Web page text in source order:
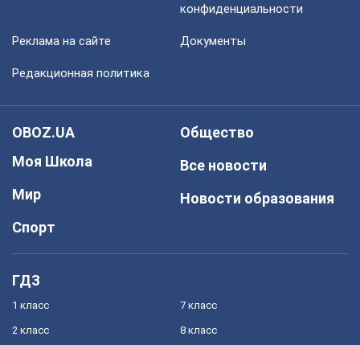
конфиденциальности
Реклама на сайте Документы
Редакционная политика
OBOZ.UA
Моя Школа
Мир
Спорт
Общество
Все новости
Новости образования
ГДЗ
1 класс
2 класс
7 класс
8 класс